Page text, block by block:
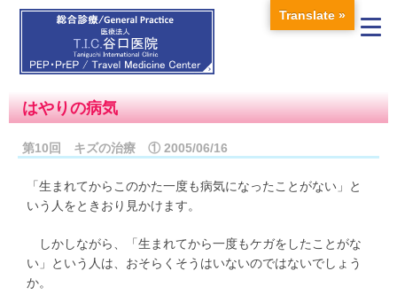
はやりの病気
第10回 キズの治療 ① 2005/06/16
「生まれてからこのかた一度も病気になったことがない」と
いう人をときおり見かけます。
しかしながら、「生まれてから一度もケガをしたことがな
い」という人は、おそらくそうはいないのではないでしょう
か。
Translate »